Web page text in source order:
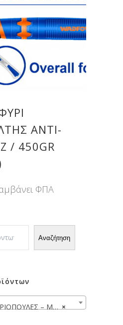
ANTI-
/ 450GR
ΦΠΑ
Αναζήτηση
×
– ΜΑΤΣΟΛΕΣ